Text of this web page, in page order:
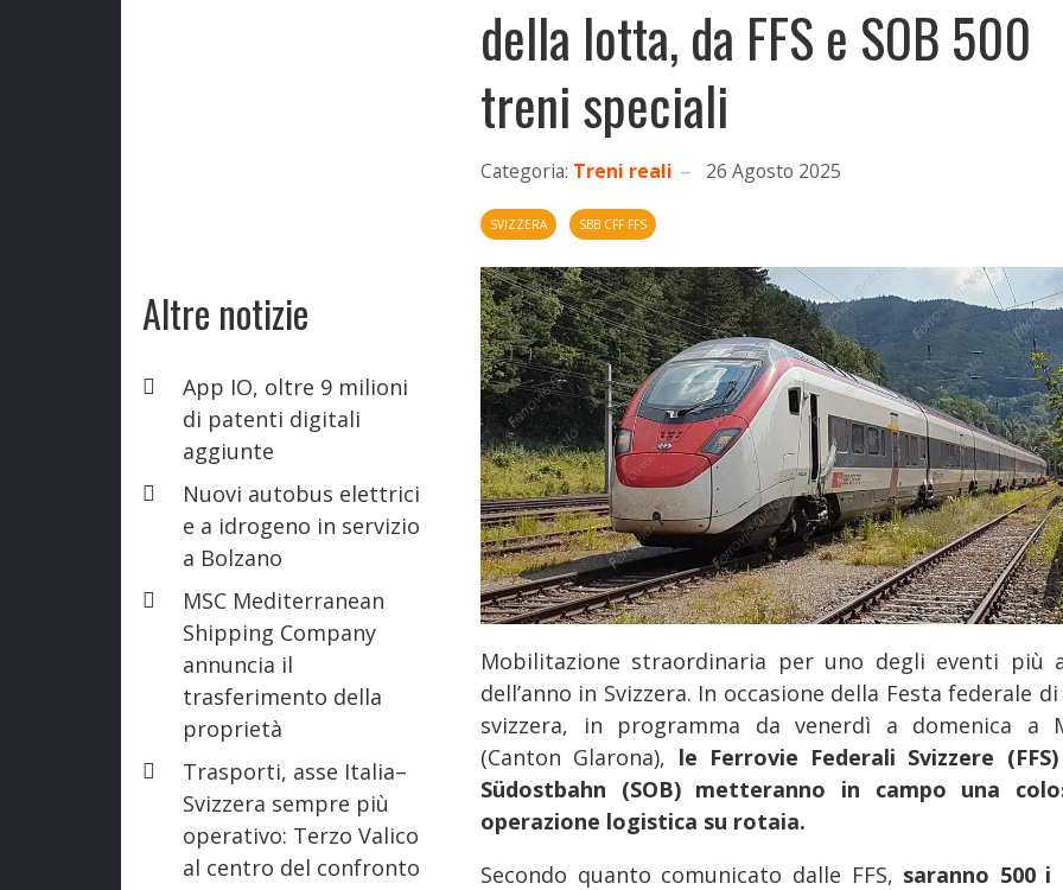
Altre notizie
App IO, oltre 9 milioni
di patenti digitali
aggiunte
Nuovi autobus elettrici
e a idrogeno in servizio
a Bolzano
MSC Mediterranean
Shipping Company
annuncia il
trasferimento della
proprietà
Trasporti, asse Italia–
Svizzera sempre più
operativo: Terzo Valico
al centro del confronto
della lotta, da FFS e SOB 500
treni speciali
Categoria: Treni reali 26 Agosto 2025
SVIZZERA SBB CFF FFS
Mobilitazione straordinaria per uno degli eventi più
dell’anno in Svizzera. In occasione della Festa federale
svizzera, in programma da venerdì a domenica a
(Canton Glarona), le Ferrovie Federali Svizzere
Südostbahn (SOB) metteranno in campo una
operazione logistica su rotaia.
Secondo quanto comunicato dalle FFS, saranno 500 i